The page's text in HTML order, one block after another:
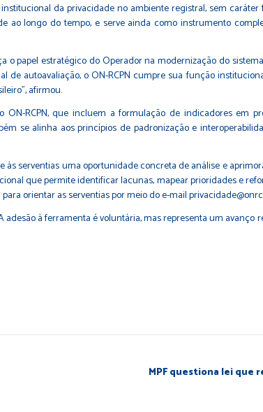
da privacidade no ambiente registral, sem
longo do tempo, e serve ainda como instrumento
papel estratégico do Operador na modernização do
autoavaliação, o ON-RCPN cumpre sua função
afirmou.
RCPN, que incluem a formulação de indicadores em
se alinha aos princípios de padronização e
serventias uma oportunidade concreta de análise e
que permite identificar lacunas, mapear prioridades e
orientar as serventias por meio do e-mail
à ferramenta é voluntária, mas representa um
MPF questiona lei que